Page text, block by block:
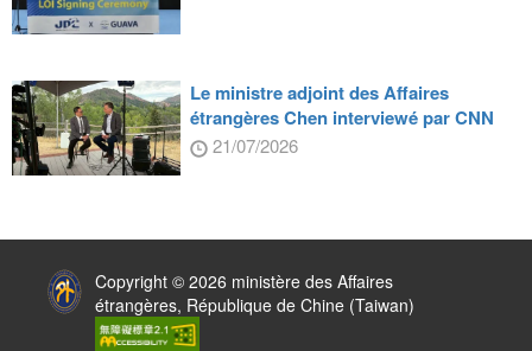
Le ministre adjoint des Affaires
étrangères Chen interviewé par CNN
21/07/2026
Copyright © 2026 ministère des Affaires
étrangères, République de Chine (Taiwan)